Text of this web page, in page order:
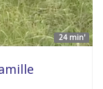
24 min'